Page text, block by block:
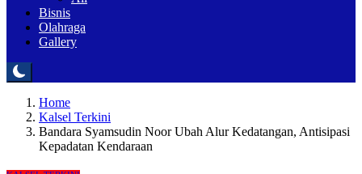
Bisnis
Olahraga
Gallery
Home
Kalsel Terkini
Bandara Syamsudin Noor Ubah Alur Kedatangan, Antisipasi
Kepadatan Kendaraan